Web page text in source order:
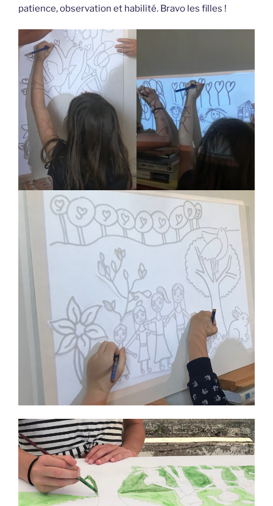
patience, observation et habilité. Bravo les filles !